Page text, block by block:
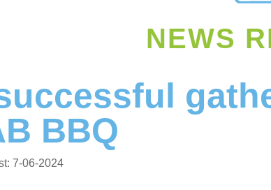
NEWS
BBQ
7-06-2024